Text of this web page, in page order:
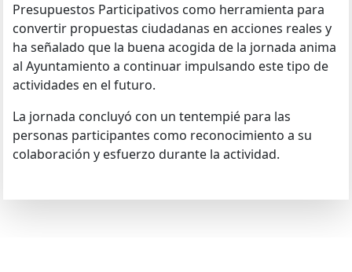
Presupuestos Participativos como herramienta para
convertir propuestas ciudadanas en acciones reales y
ha señalado que la buena acogida de la jornada anima
al Ayuntamiento a continuar impulsando este tipo de
actividades en el futuro.
La jornada concluyó con un tentempié para las
personas participantes como reconocimiento a su
colaboración y esfuerzo durante la actividad.